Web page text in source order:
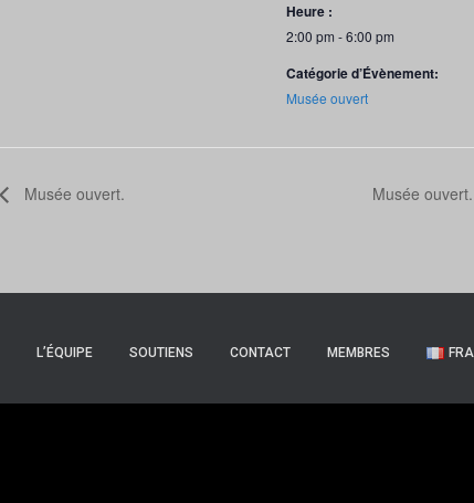
Heure :
2:00 pm - 6:00 pm
Catégorie d’Évènement:
Musée ouvert
Musée ouvert. Musée
L’ÉQUIPE SOUTIENS CONTACT MEMBRES